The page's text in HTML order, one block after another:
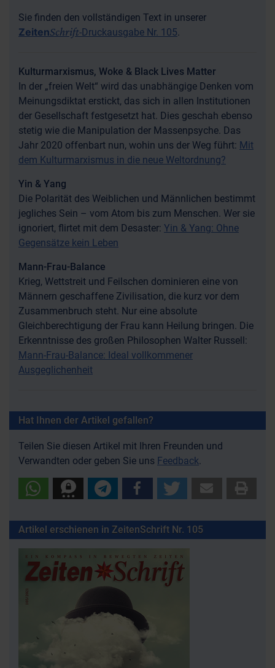
Sie finden den vollständigen Text in unserer
ZeitenSchrift-Druckausgabe Nr. 105.
Kulturmarxismus, Woke & Black Lives Matter
In der „freien Welt“ wird das unabhängige Denken vom
Meinungsdiktat erstickt, das sich in allen Institutionen
der Gesellschaft festgesetzt hat. Dies geschah ebenso
stetig wie die Manipulation der Massenpsyche. Das
Jahr 2020 offenbart nun, wohin uns der Weg führt: Mit
dem Kulturmarxismus in die neue Weltordnung?
Yin & Yang
Die Polarität des Weiblichen und Männlichen bestimmt
jegliches Sein – vom Atom bis zum Menschen. Wer sie
ignoriert, flirtet mit dem Desaster: Yin & Yang: Ohne
Gegensätze kein Leben
Mann-Frau-Balance
Krieg, Wettstreit und Feilschen dominieren eine von
Männern geschaffene Zivilisation, die kurz vor dem
Zusammenbruch steht. Nur eine absolute
Gleichberechtigung der Frau kann Heilung bringen. Die
Erkenntnisse des großen Philosophen Walter Russell:
Mann-Frau-Balance: Ideal vollkommener
Ausgeglichenheit
Hat Ihnen der Artikel gefallen?
Teilen Sie diesen Artikel mit Ihren Freunden und
Verwandten oder geben Sie uns Feedback.
Artikel erschienen in ZeitenSchrift Nr. 105